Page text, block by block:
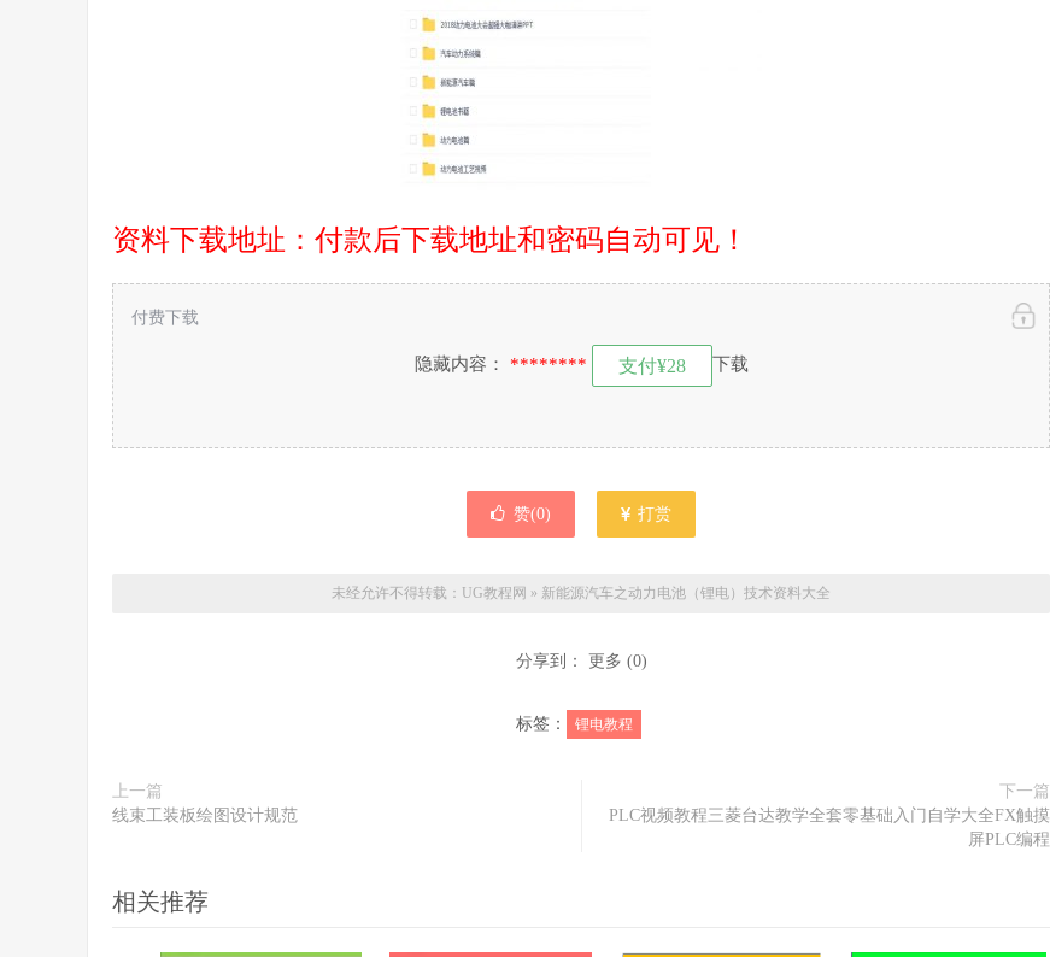
资料下载地址：付款后下载地址和密码自动可见！
隐藏内容： ******** 支付¥28 下载
付费下载
赞(0) 打赏
未经允许不得转载： UG教程网 » 新能源汽车之动力电池（锂电）技术资料大全
分享到： 更多 (0)
标签： 锂电教程
上一篇
线束工装板绘图设计规范
下一篇
PLC视频教程三菱台达教学全套零基础入门自学大全FX触摸
屏PLC编程
相关推荐